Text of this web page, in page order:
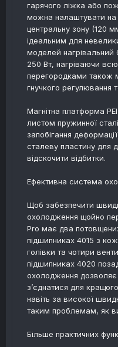
гарячого ліжка або
можна налаштувати на
центральну зону (120
ідеальним для
моделей
250 Вт, нагріваючи
перегородками також
гнучкого регулювання
Магнітна платформа
листом пружинної
запобігання
сталеву пластину для
відскочити відбитки.
Ефективна система
Щоб забезпечити
охолодження щойно
Pro має два
підшипниках 4015 з
голівки та чотири
підшипниках 4020
охолодження дозволяє
з’єднатися для
навіть за високої
таким проблемам, як
Більше практичних